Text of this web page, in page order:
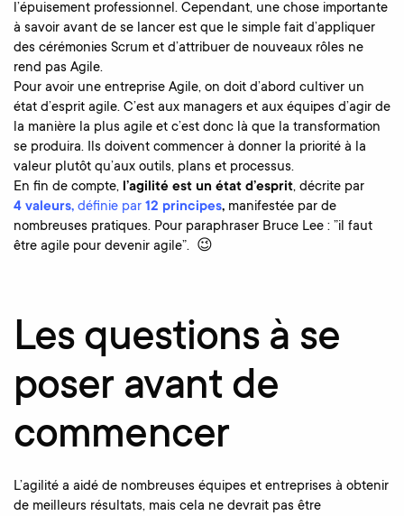
l’épuisement professionnel. Cependant, une chose importante
à savoir avant de se lancer est que le simple fait d’appliquer
des cérémonies Scrum et d’attribuer de nouveaux rôles ne
rend pas Agile.
Pour avoir une entreprise Agile, on doit d’abord cultiver un
état d’esprit agile. C’est aux managers et aux équipes d’agir de
la manière la plus agile et c’est donc là que la transformation
se produira. Ils doivent commencer à donner la priorité à la
valeur plutôt qu’aux outils, plans et processus.
En fin de compte, l’agilité est un état d’esprit, décrite par
4 valeurs, définie par 12 principes, manifestée par de
nombreuses pratiques. Pour paraphraser Bruce Lee : ”il faut
être agile pour devenir agile”. 😉
Les questions à se
poser avant de
commencer
L’agilité a aidé de nombreuses équipes et entreprises à obtenir
de meilleurs résultats, mais cela ne devrait pas être